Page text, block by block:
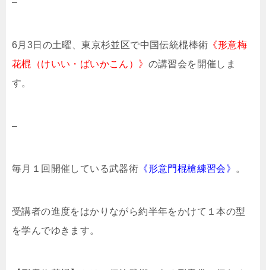
–
6月3日の土曜、東京杉並区で中国伝統棍棒術 《形意梅
花棍（けいい・ばいかこん）》 の講習会を開催しま
す。
–
毎月１回開催している武器術 《形意門棍槍練習会》 。
受講者の進度をはかりながら約半年をかけて１本の型
を学んでゆきます。